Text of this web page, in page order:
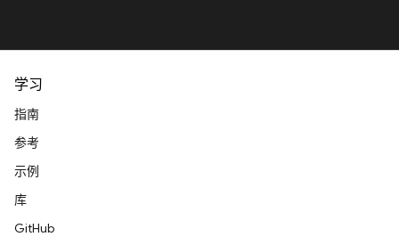
学习
指南
参考
示例
库
GitHub